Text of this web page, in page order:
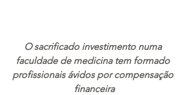
O sacrificado investimento numa
faculdade de medicina tem formado
profissionais ávidos por compensação
financeira